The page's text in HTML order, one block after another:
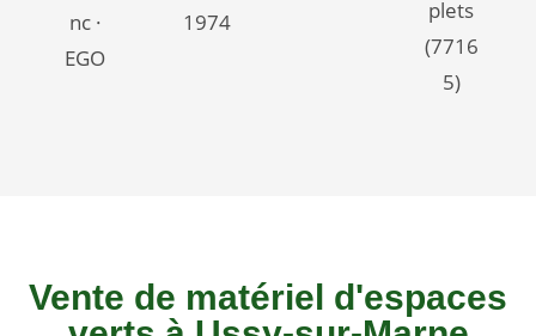
nc ·
EGO
1974
plets
(7716
5)
Vente de matériel d'espaces